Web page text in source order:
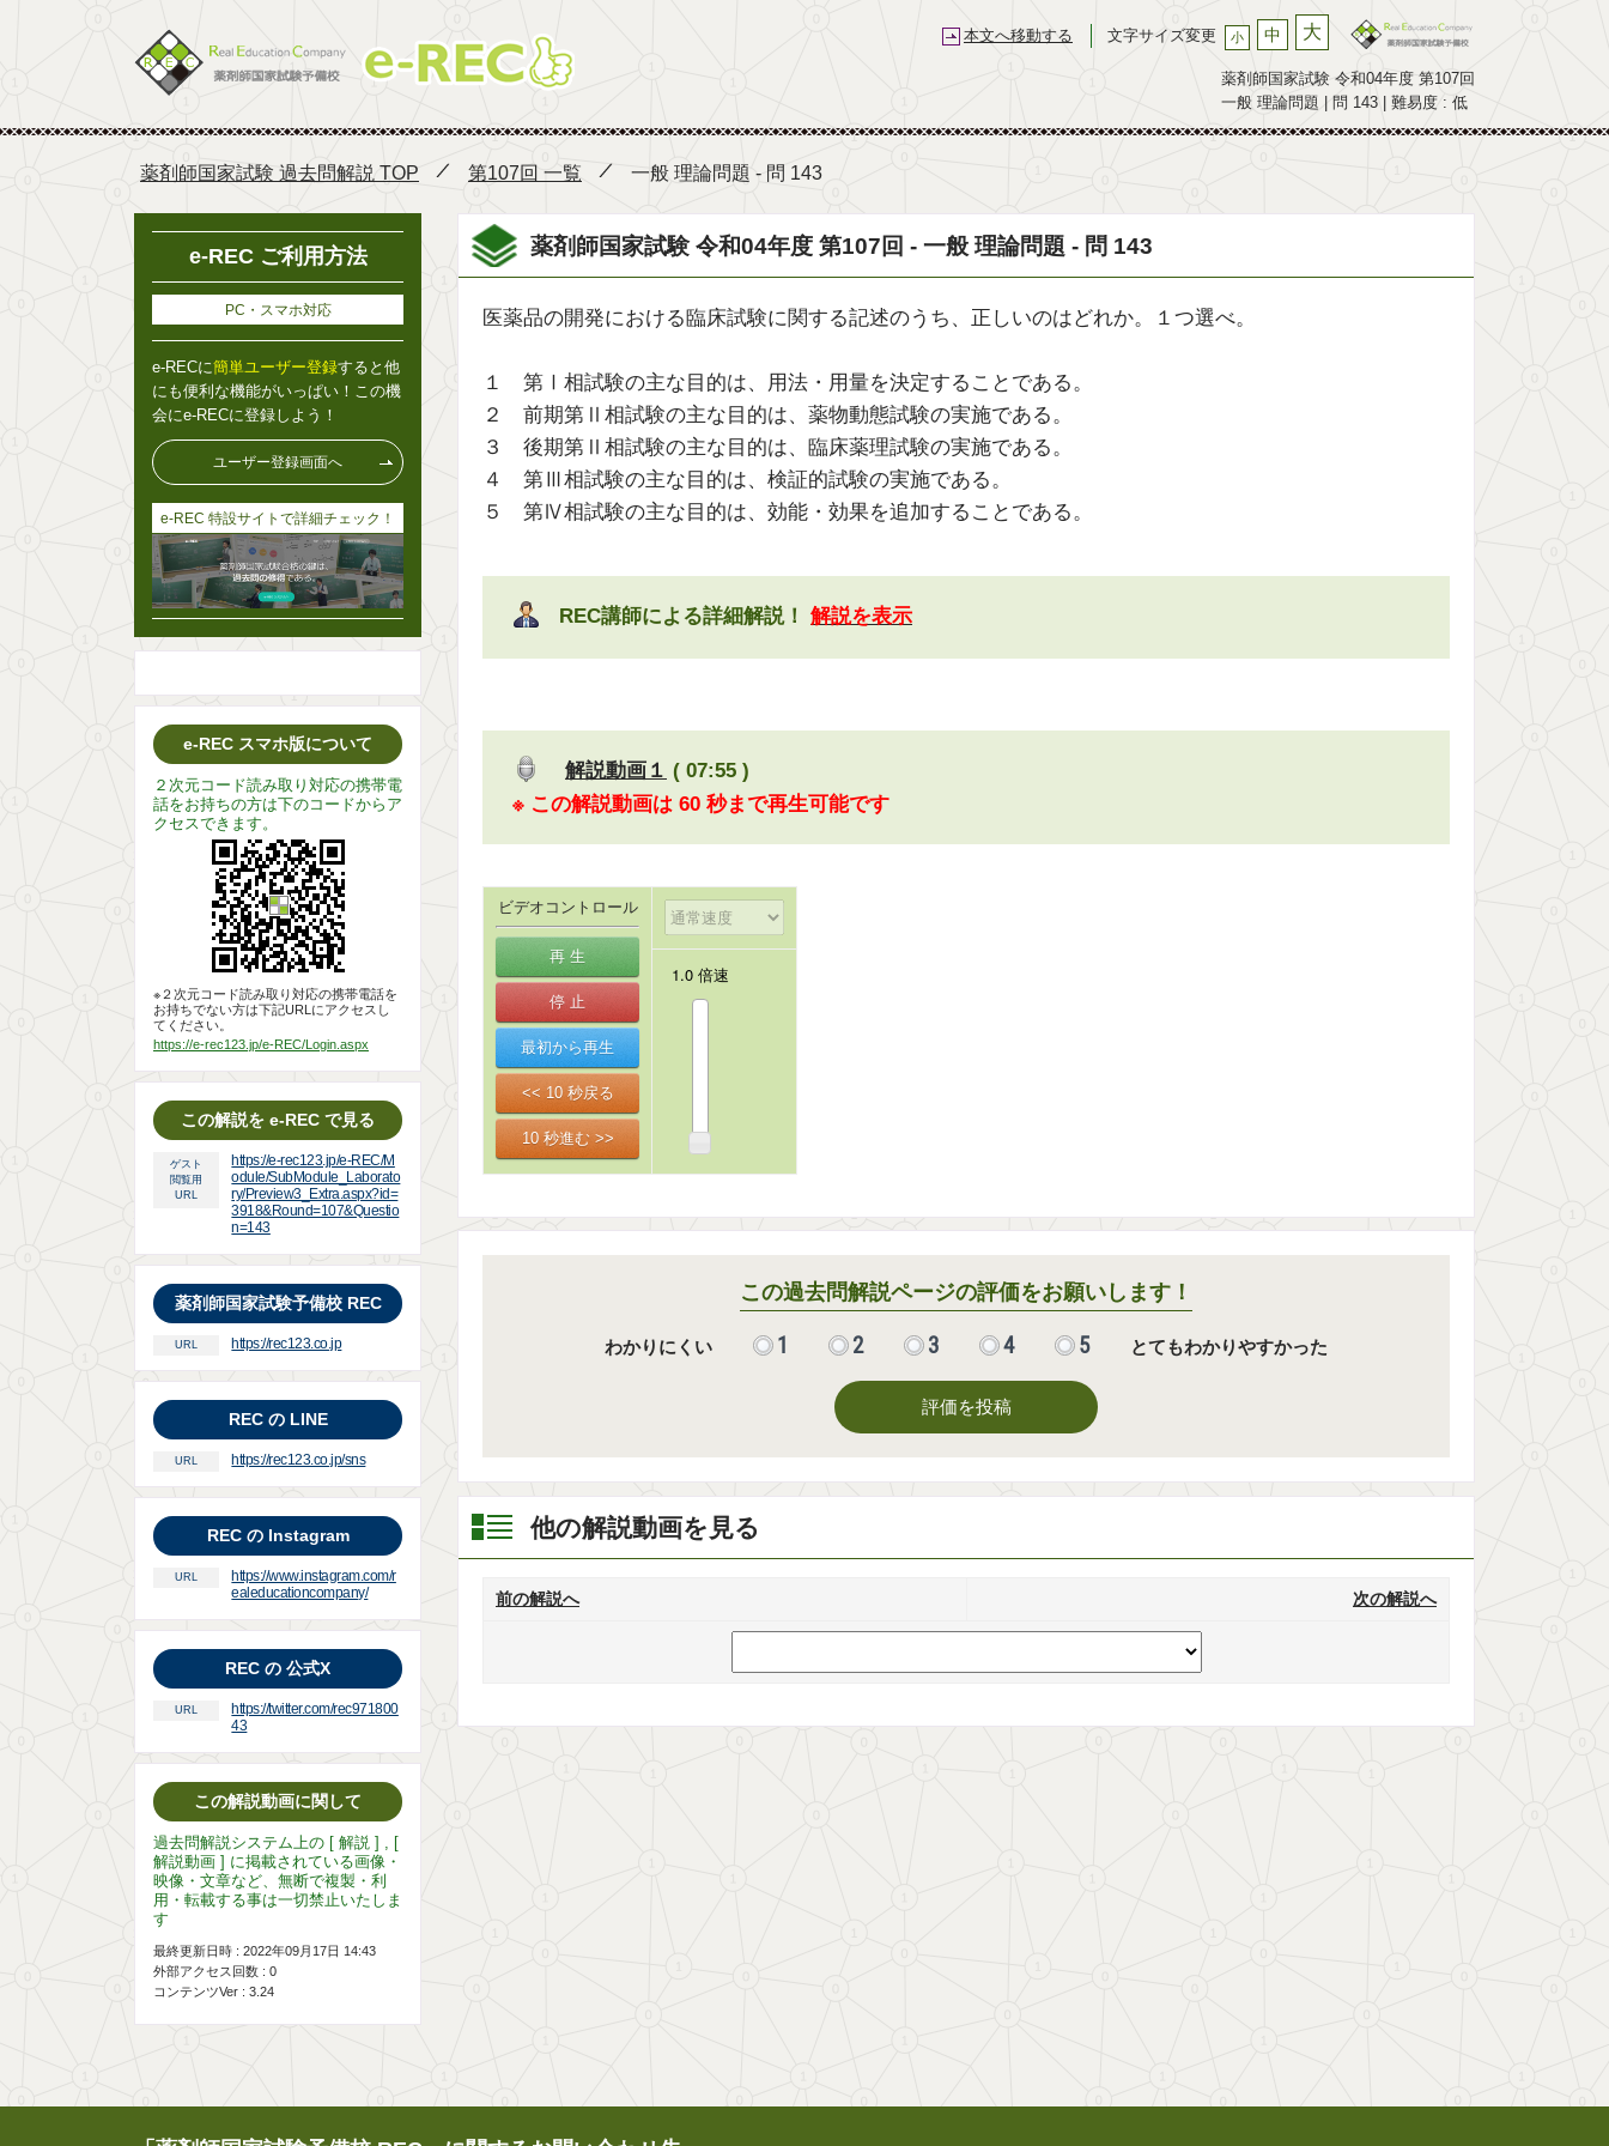
本文へ移動する 文字サイズ変更 小 中 大
薬剤師国家試験 令和04年度 第107回
一般 理論問題 | 問 143 | 難易度 : 低
薬剤師国家試験 過去問解説 TOP 第107回 一覧 一般 理論問題 - 問 143
薬剤師国家試験 令和04年度 第107回 - 一般 理論問題 - 問 143
医薬品の開発における臨床試験に関する記述のうち、正しいのはどれか。１つ選べ。
１ 第Ⅰ相試験の主な目的は、用法・用量を決定することである。
２ 前期第Ⅱ相試験の主な目的は、薬物動態試験の実施である。
３ 後期第Ⅱ相試験の主な目的は、臨床薬理試験の実施である。
４ 第Ⅲ相試験の主な目的は、検証的試験の実施である。
５ 第Ⅳ相試験の主な目的は、効能・効果を追加することである。
REC講師による詳細解説！ 解説を表示
解説動画１ ( 07:55 )
※ この解説動画は 60 秒まで再生可能です
ビデオコントロール
この過去問解説ページの評価をお願いします！
わかりにくい 1 2 3 4 5 とてもわかりやすかった
評価を投稿
他の解説動画を見る
前の解説へ 次の解説へ
e-REC ご利用方法
PC・スマホ対応
e-RECに簡単ユーザー登録すると他
にも便利な機能がいっぱい！この機
会にe-RECに登録しよう！
ユーザー登録画面へ
e-REC 特設サイトで詳細チェック！
e-REC スマホ版について
２次元コード読み取り対応の携帯電
話をお持ちの方は下のコードからア
クセスできます。
※２次元コード読み取り対応の携帯電話を
お持ちでない方は下記URLにアクセスし
てください。
https://e-rec123.jp/e-REC/Login.aspx
この解説を e-REC で見る
ゲスト
閲覧用
URL
https://e-rec123.jp/e-REC/M
odule/SubModule_Laborato
ry/Preview3_Extra.aspx?id=
3918&Round=107&Questio
n=143
薬剤師国家試験予備校 REC
URL https://rec123.co.jp
REC の LINE
URL https://rec123.co.jp/sns
REC の Instagram
URL
https://www.instagram.com/r
ealeducationcompany/
REC の 公式X
URL
https://twitter.com/rec971800
43
この解説動画に関して
過去問解説システム上の [ 解説 ] , [
解説動画 ] に掲載されている画像・
映像・文章など、無断で複製・利
用・転載する事は一切禁止いたしま
す
最終更新日時 : 2022年09月17日 14:43
外部アクセス回数 : 0
コンテンツVer : 3.24